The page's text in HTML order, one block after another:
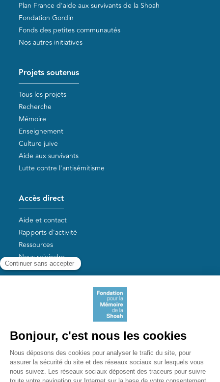
Plan France d'aide aux survivants de la Shoah
Fondation Gordin
Fonds des petites communautés
Nos autres initiatives
Projets soutenus
Tous les projets
Recherche
Mémoire
Enseignement
Culture juive
Aide aux survivants
Lutte contre l'antisémitisme
Accès direct
Aide et contact
Rapports d'activité
Ressources
Nous rejoindre
Aide aux survivants de la Shoah
Liens utiles
Mémorial de la Shoah